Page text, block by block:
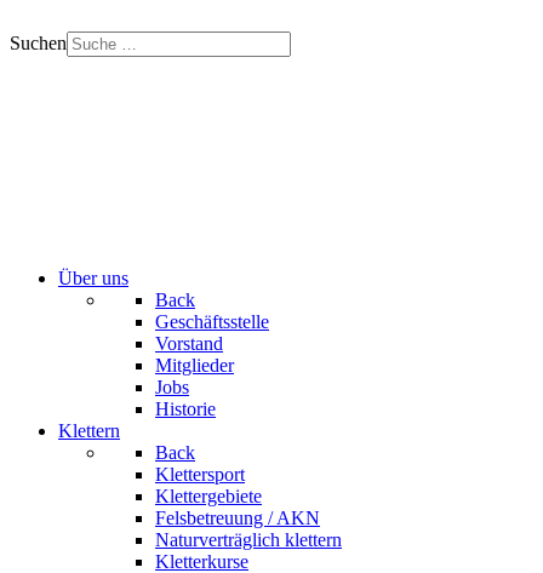
Suchen
Über uns
Back
Geschäftsstelle
Vorstand
Mitglieder
Jobs
Historie
Klettern
Back
Klettersport
Klettergebiete
Felsbetreuung / AKN
Naturverträglich klettern
Kletterkurse